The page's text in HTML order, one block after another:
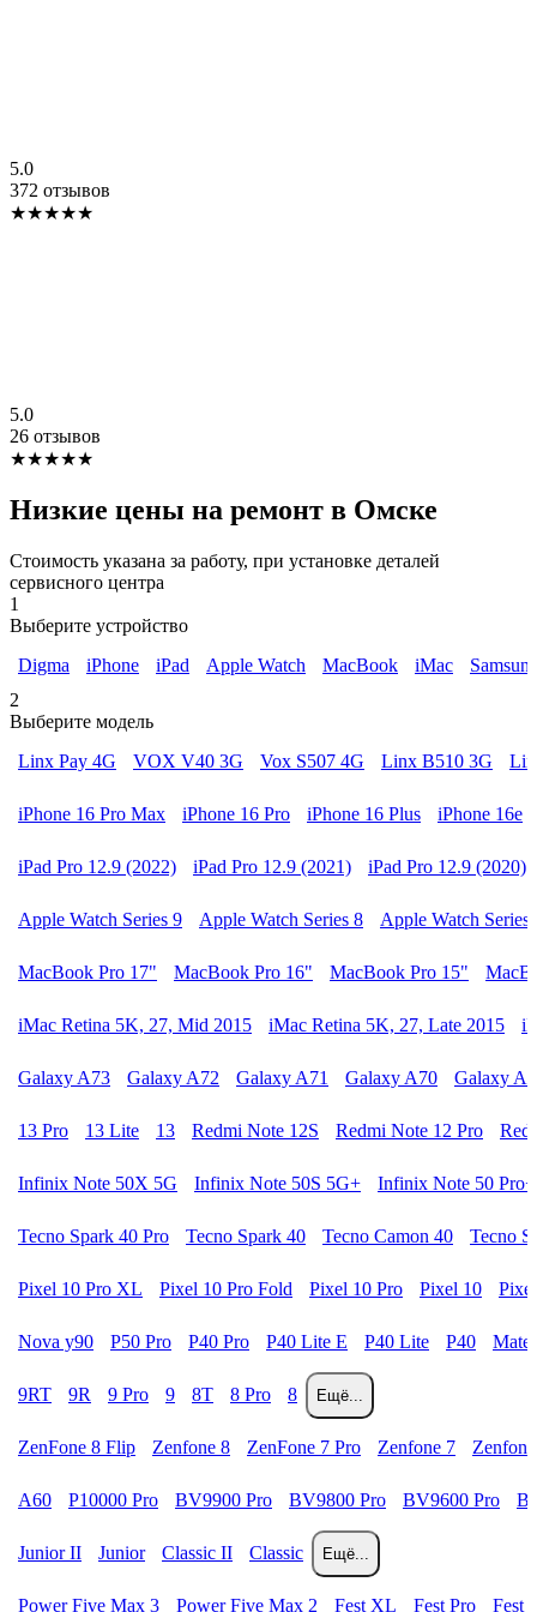
5.0
372 отзывов
★★★★★
5.0
26 отзывов
★★★★★
Низкие цены на ремонт в Омске
Стоимость указана за работу, при установке деталей
сервисного центра
1
Выберите устройство
Digma
iPhone iPad Apple Watch MacBook iMac
2
Выберите модель
Linx Pay 4G
VOX V40 3G Vox S507 4G Linx B510 3G
iPhone 16 Pro Max iPhone 16 Pro iPhone 16 Plus iPhone 16e
iPad Pro 12.9 (2022) iPad Pro 12.9 (2021) iPad Pro 12.9 (2020)
Apple Watch Series 9 Apple Watch Series 8 Apple Watch Series
MacBook Pro 17" MacBook Pro 16" MacBook Pro 15"
iMac Retina 5K, 27, Mid 2015 iMac Retina 5K, 27, Late 2015
Galaxy A73 Galaxy A72 Galaxy A71 Galaxy A70 Galaxy
13 Pro 13 Lite 13 Redmi Note 12S Redmi Note 12 Pro
Infinix Note 50X 5G Infinix Note 50S 5G+ Infinix Note 50 Pro+
Tecno Spark 40 Pro Tecno Spark 40 Tecno Camon 40 Tecno
Pixel 10 Pro XL Pixel 10 Pro Fold Pixel 10 Pro Pixel 10
Nova y90 P50 Pro P40 Pro P40 Lite E P40 Lite P40 Mate
9RT 9R 9 Pro 9 8T 8 Pro 8 Ещё...
ZenFone 8 Flip Zenfone 8 ZenFone 7 Pro Zenfone 7
A60 P10000 Pro BV9900 Pro BV9800 Pro BV9600 Pro
Junior II Junior Classic II Classic Ещё...
Power Five Max 3 Power Five Max 2 Fest XL Fest Pro Fest